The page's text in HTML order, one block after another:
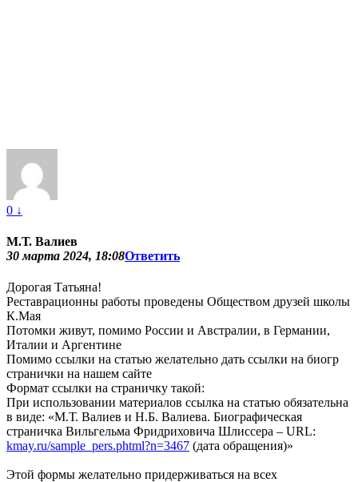
0 ↓
М.Т. Валиев
30 марта 2024, 18:08Ответить
Дорогая Татьяна!
Реставрационны работы проведены Обществом друзей школы
К.Мая
Потомки живут, помимо России и Австралии, в Германии,
Италии и Аргентине
Помимо ссылки на статью желательно дать ссылки на биогр
странички на нашем сайте
Формат ссылки на страничку такой:
При использовании материалов ссылка на статью обязательна
в виде: «М.Т. Валиев и Н.Б. Валиева. Биографическая
страничка Вильгельма Фридриховича Шлиссера – URL:
kmay.ru/sample_pers.phtml?n=3467 (дата обращения)»
Этой формы желательно придерживаться на всех